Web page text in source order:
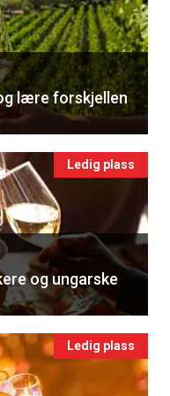
lære forskjellen
Ledig plass
og ungarske
Ledig plass